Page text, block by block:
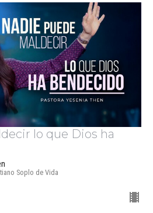
lo que Dios ha
Soplo de Vida